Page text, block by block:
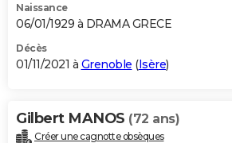
Naissance
06/01/1929 à DRAMA GRECE
Décès
01/11/2021 à Grenoble (Isère)
Gilbert MANOS (72 ans)
Créer une cagnotte obsèques